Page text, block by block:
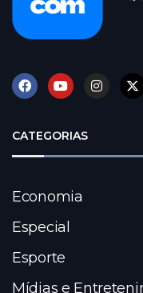
CATEGORIAS
Economia
Especial
Esporte
Mídias e